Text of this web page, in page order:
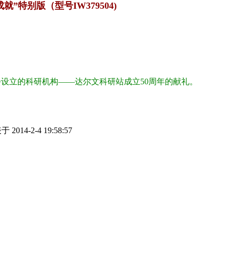
”特别版（型号IW379504)
立的科研机构——达尔文科研站成立50周年的献礼。
2014-2-4 19:58:57